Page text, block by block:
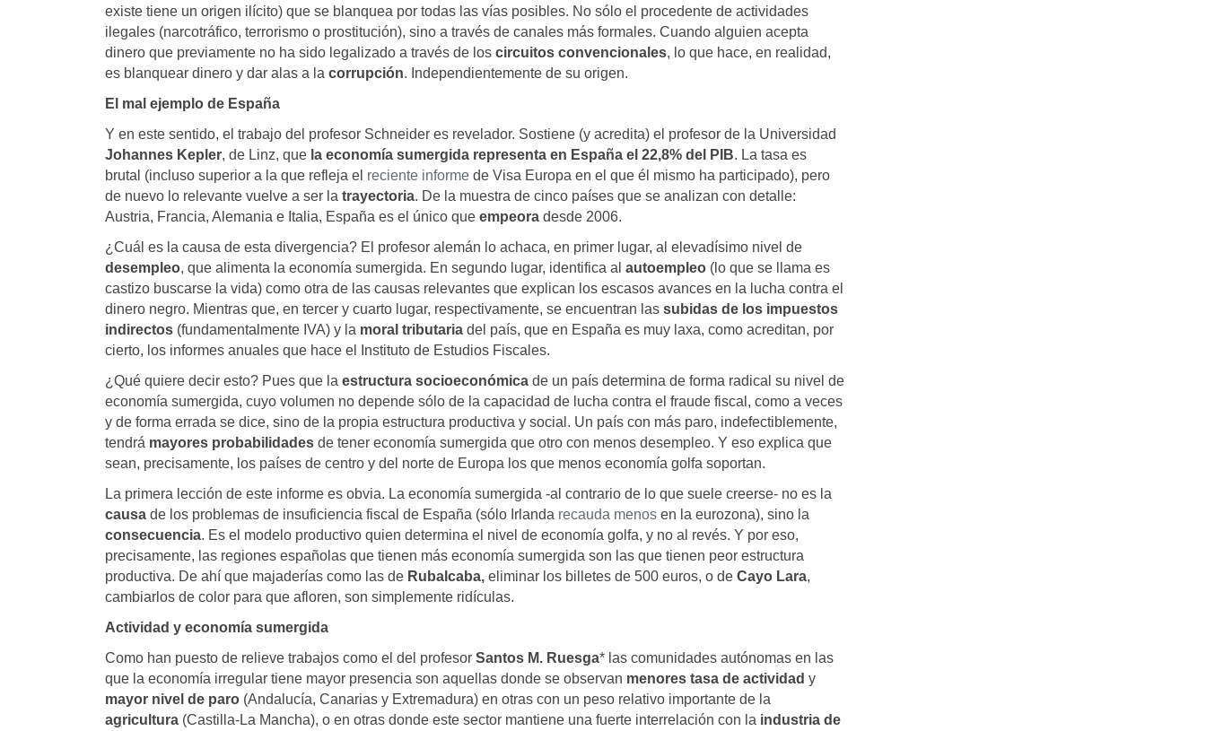
existe tiene un origen ilícito) que se blanquea por todas las vías posibles. No sólo el procedente de actividades
ilegales (narcotráfico, terrorismo o prostitución), sino a través de canales más formales. Cuando alguien acepta
dinero que previamente no ha sido legalizado a través de los circuitos convencionales, lo que hace, en realidad,
es blanquear dinero y dar alas a la corrupción. Independientemente de su origen.
El mal ejemplo de España
Y en este sentido, el trabajo del profesor Schneider es revelador. Sostiene (y acredita) el profesor de la Universidad
Johannes Kepler, de Linz, que la economía sumergida representa en España el 22,8% del PIB. La tasa es
brutal (incluso superior a la que refleja el reciente informe de Visa Europa en el que él mismo ha participado), pero
de nuevo lo relevante vuelve a ser la trayectoria. De la muestra de cinco países que se analizan con detalle:
Austria, Francia, Alemania e Italia, España es el único que empeora desde 2006.
¿Cuál es la causa de esta divergencia? El profesor alemán lo achaca, en primer lugar, al elevadísimo nivel de
desempleo, que alimenta la economía sumergida. En segundo lugar, identifica al autoempleo (lo que se llama es
castizo buscarse la vida) como otra de las causas relevantes que explican los escasos avances en la lucha contra el
dinero negro. Mientras que, en tercer y cuarto lugar, respectivamente, se encuentran las subidas de los impuestos
indirectos (fundamentalmente IVA) y la moral tributaria del país, que en España es muy laxa, como acreditan, por
cierto, los informes anuales que hace el Instituto de Estudios Fiscales.
¿Qué quiere decir esto? Pues que la estructura socioeconómica de un país determina de forma radical su nivel de
economía sumergida, cuyo volumen no depende sólo de la capacidad de lucha contra el fraude fiscal, como a veces
y de forma errada se dice, sino de la propia estructura productiva y social. Un país con más paro, indefectiblemente,
tendrá mayores probabilidades de tener economía sumergida que otro con menos desempleo. Y eso explica que
sean, precisamente, los países de centro y del norte de Europa los que menos economía golfa soportan.
La primera lección de este informe es obvia. La economía sumergida -al contrario de lo que suele creerse- no es la
causa de los problemas de insuficiencia fiscal de España (sólo Irlanda recauda menos en la eurozona), sino la
consecuencia. Es el modelo productivo quien determina el nivel de economía golfa, y no al revés. Y por eso,
precisamente, las regiones españolas que tienen más economía sumergida son las que tienen peor estructura
productiva. De ahí que majaderías como las de Rubalcaba, eliminar los billetes de 500 euros, o de Cayo Lara,
cambiarlos de color para que afloren, son simplemente ridículas.
Actividad y economía sumergida
Como han puesto de relieve trabajos como el del profesor Santos M. Ruesga* las comunidades autónomas en las
que la economía irregular tiene mayor presencia son aquellas donde se observan menores tasa de actividad y
mayor nivel de paro (Andalucía, Canarias y Extremadura) en otras con un peso relativo importante de la
agricultura (Castilla-La Mancha), o en otras donde este sector mantiene una fuerte interrelación con la industria de